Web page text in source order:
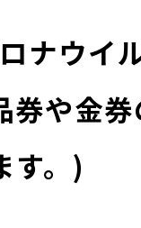
ナウイ
券や金
す。)